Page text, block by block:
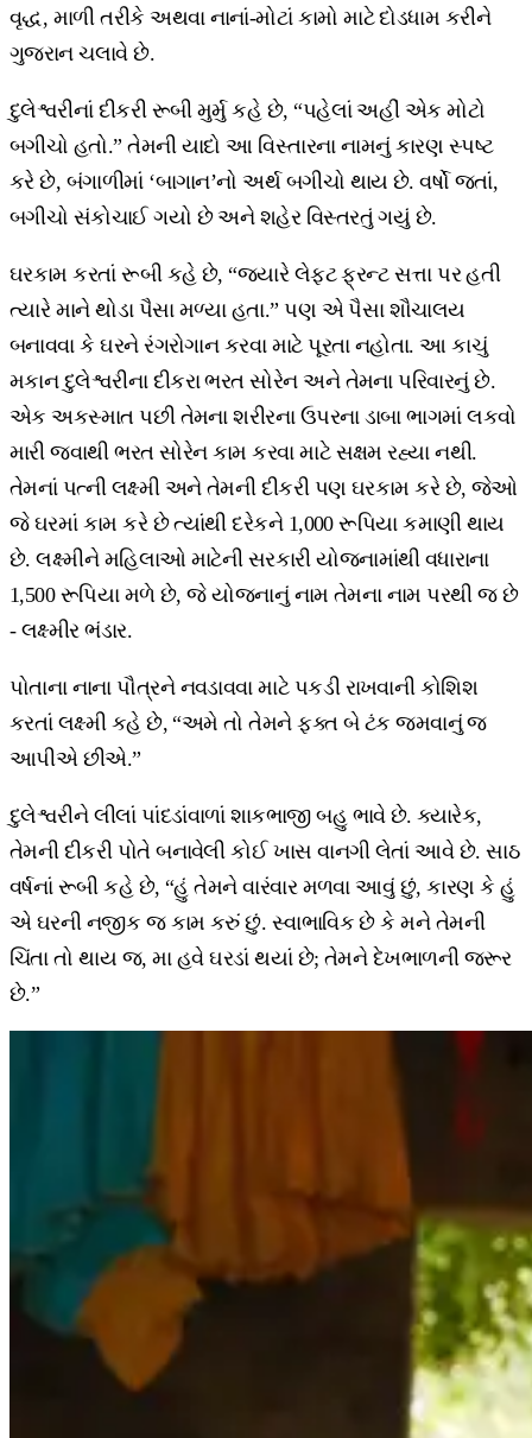
વૃદ્ધ, માળી તરીકે અથવા નાનાં-મોટાં કામો માટે દોડધામ કરીને
ગુજરાન ચલાવે છે.
દુલેશ્વરીનાં દીકરી રૂબી મુર્મુ કહે છે, “પહેલાં અહીં એક મોટો
બગીચો હતો.” તેમની યાદો આ વિસ્તારના નામનું કારણ સ્પષ્ટ
કરે છે, બંગાળીમાં ‘બાગાન’નો અર્થ બગીચો થાય છે. વર્ષો જતાં,
બગીચો સંકોચાઈ ગયો છે અને શહેર વિસ્તરતું ગયું છે.
ઘરકામ કરતાં રૂબી કહે છે, “જ્યારે લેફ્ટ ફ્રન્ટ સત્તા પર હતી
ત્યારે માને થોડા પૈસા મળ્યા હતા.” પણ એ પૈસા શૌચાલય
બનાવવા કે ઘરને રંગરોગાન કરવા માટે પૂરતા નહોતા. આ કાચું
મકાન દુલેશ્વરીના દીકરા ભરત સોરેન અને તેમના પરિવારનું છે.
એક અકસ્માત પછી તેમના શરીરના ઉપરના ડાબા ભાગમાં લકવો
મારી જવાથી ભરત સોરેન કામ કરવા માટે સક્ષમ રહ્યા નથી.
તેમનાં પત્ની લક્ષ્મી અને તેમની દીકરી પણ ઘરકામ કરે છે, જેઓ
જે ઘરમાં કામ કરે છે ત્યાંથી દરેકને 1,000 રૂપિયા કમાણી થાય
છે. લક્ષ્મીને મહિલાઓ માટેની સરકારી યોજનામાંથી વધારાના
1,500 રૂપિયા મળે છે, જે યોજનાનું નામ તેમના નામ પરથી જ છે
- લક્ષ્મીર ભંડાર.
પોતાના નાના પૌત્રને નવડાવવા માટે પકડી રાખવાની કોશિશ
કરતાં લક્ષ્મી કહે છે, “અમે તો તેમને ફક્ત બે ટંક જમવાનું જ
આપીએ છીએ.”
દુલેશ્વરીને લીલાં પાંદડાંવાળાં શાકભાજી બહુ ભાવે છે. ક્યારેક,
તેમની દીકરી પોતે બનાવેલી કોઈ ખાસ વાનગી લેતાં આવે છે. સાઠ
વર્ષનાં રૂબી કહે છે, “હું તેમને વારંવાર મળવા આવું છું, કારણ કે હું
એ ઘરની નજીક જ કામ કરું છું. સ્વાભાવિક છે કે મને તેમની
ચિંતા તો થાય જ, મા હવે ઘરડાં થયાં છે; તેમને દેખભાળની જરૂર
છે.”